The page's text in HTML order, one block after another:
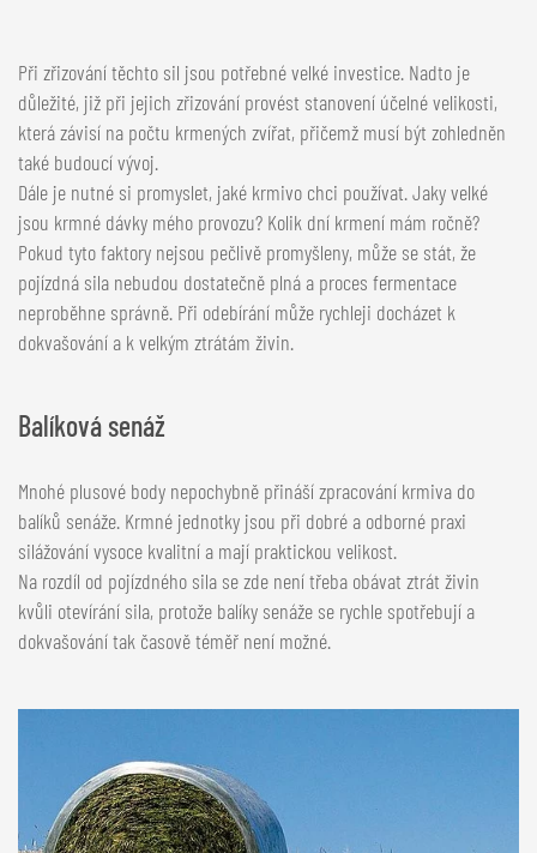
Při zřizování těchto sil jsou potřebné velké investice. Nadto je
důležité, již při jejich zřizování provést stanovení účelné velikosti,
která závisí na počtu krmených zvířat, přičemž musí být zohledněn
také budoucí vývoj.
Dále je nutné si promyslet, jaké krmivo chci používat. Jaky velké
jsou krmné dávky mého provozu? Kolik dní krmení mám ročně?
Pokud tyto faktory nejsou pečlivě promyšleny, může se stát, že
pojízdná sila nebudou dostatečně plná a proces fermentace
neproběhne správně. Při odebírání může rychleji docházet k
dokvašování a k velkým ztrátám živin.
Balíková senáž
Mnohé plusové body nepochybně přináší zpracování krmiva do
balíků senáže. Krmné jednotky jsou při dobré a odborné praxi
silážování vysoce kvalitní a mají praktickou velikost.
Na rozdíl od pojízdného sila se zde není třeba obávat ztrát živin
kvůli otevírání sila, protože balíky senáže se rychle spotřebují a
dokvašování tak časově téměř není možné.